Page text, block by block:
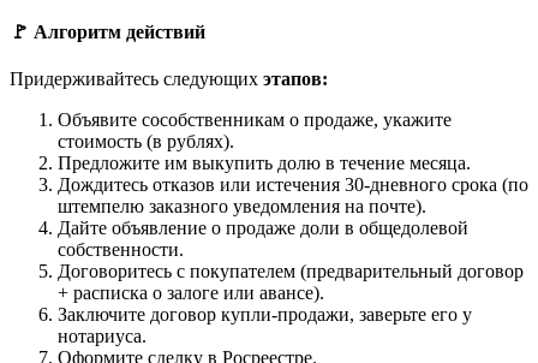
🚩 Алгоритм действий
Придерживайтесь следующих этапов:
Объявите сособственникам о продаже, укажите
стоимость (в рублях).
Предложите им выкупить долю в течение месяца.
Дождитесь отказов или истечения 30-дневного срока (по
штемпелю заказного уведомления на почте).
Дайте объявление о продаже доли в общедолевой
собственности.
Договоритесь с покупателем (предварительный договор
+ расписка о залоге или авансе).
Заключите договор купли-продажи, заверьте его у
нотариуса.
Оформите сделку в Росреестре.